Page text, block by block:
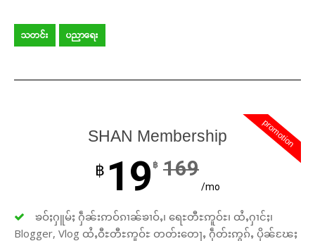
သတင်း ပညာရေး
promotion
SHAN Membership
฿ 19 ฿ 169
/mo
ၶဝ်ႈႁူမ်ႈ ႁဵၼ်းဢဝ်ၵၢၼ်ၶၢဝ်ႇ၊ ရေႊတီႊဢူဝ်ႊ၊ ထႆႇႁၢင်ႈ၊
Blogger, Vlog ထႆႇဝီႊတီႊဢူဝ်ႊ တတ်းတေႃႇ ႁဵတ်းဢွၵ်ႇ ပိုၼ်ၽႄႈ